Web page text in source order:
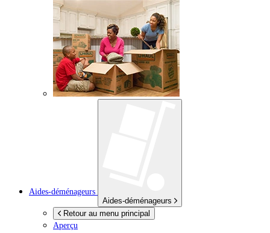
Aides-déménageurs
Aides-déménageurs
Retour au menu principal
Aperçu